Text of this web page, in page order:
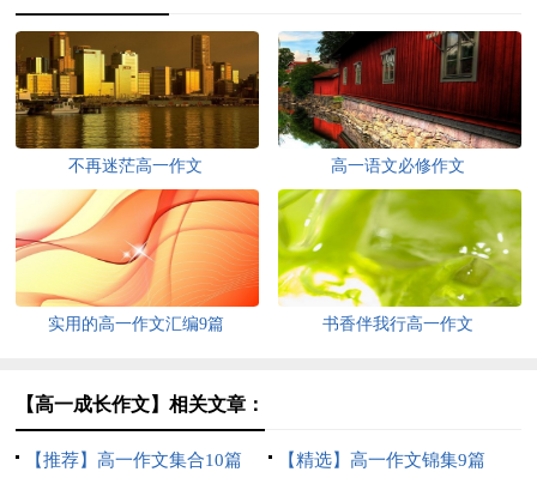
不再迷茫高一作文 高一语文必修作文
实用的高一作文汇编9篇 书香伴我行高一作文
【高一成长作文】相关文章：
【推荐】高一作文集合10篇
【精选】高一作文锦集9篇